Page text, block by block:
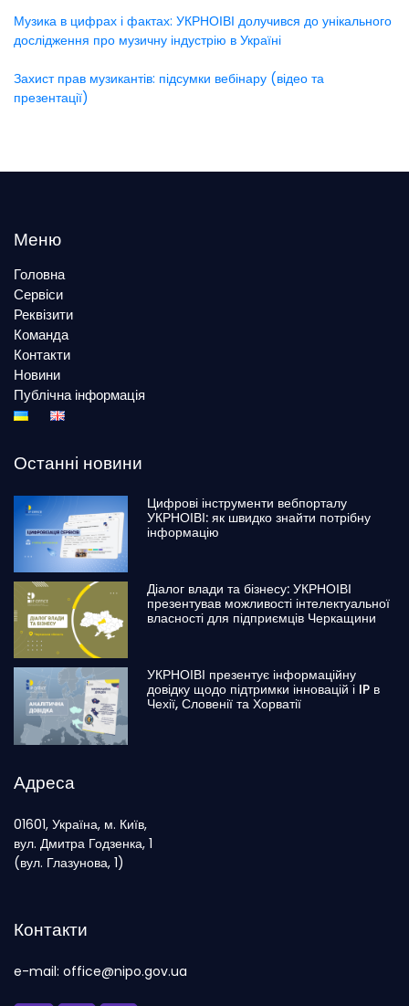
Музика в цифрах і фактах: УКРНОІВІ долучився до унікального
дослідження про музичну індустрію в Україні
Захист прав музикантів: підсумки вебінару (відео та
презентації)
Меню
Головна
Сервіси
Реквізити
Команда
Контакти
Новини
Публічна інформація
Останні новини
Цифрові інструменти вебпорталу
УКРНОІВІ: як швидко знайти потрібну
інформацію
Діалог влади та бізнесу: УКРНОІВІ
презентував можливості інтелектуальної
власності для підприємців Черкащини
УКРНОІВІ презентує інформаційну
довідку щодо підтримки інновацій і IP в
Чехії, Словенії та Хорватії
Адреса
01601, Україна, м. Київ,
вул. Дмитра Годзенка, 1
(вул. Глазунова, 1)
Контакти
e-mail: office@nipo.gov.ua